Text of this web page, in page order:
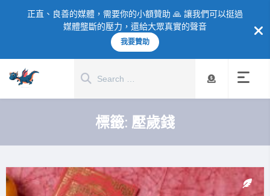
正直、良善的媒體，需要你的小額贊助 🙏 讓我們可以挺過
媒體壟斷的壓力，還給大眾真實的聲音
我要贊助
標籤: 壓歲錢